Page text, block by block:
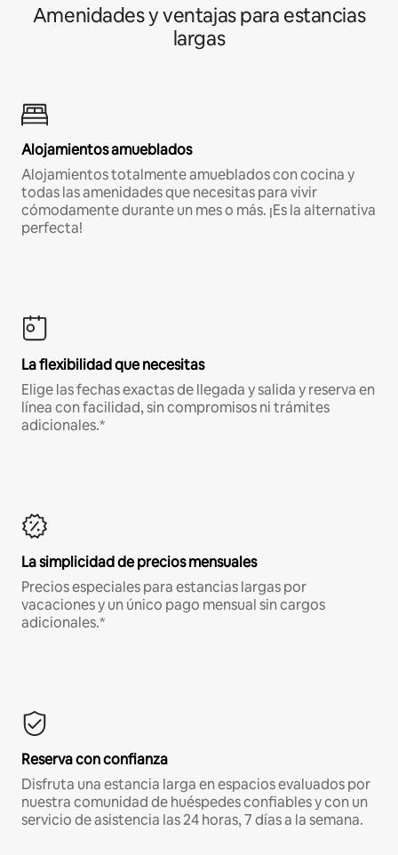
Amenidades y ventajas para estancias
largas
Alojamientos amueblados
Alojamientos totalmente amueblados con cocina y
todas las amenidades que necesitas para vivir
cómodamente durante un mes o más. ¡Es la alternativa
perfecta!
La flexibilidad que necesitas
Elige las fechas exactas de llegada y salida y reserva en
línea con facilidad, sin compromisos ni trámites
adicionales.*
La simplicidad de precios mensuales
Precios especiales para estancias largas por
vacaciones y un único pago mensual sin cargos
adicionales.*
Reserva con confianza
Disfruta una estancia larga en espacios evaluados por
nuestra comunidad de huéspedes confiables y con un
servicio de asistencia las 24 horas, 7 días a la semana.